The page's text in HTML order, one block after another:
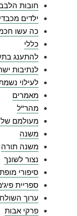
חובות
ילדים
כה עשו
כללי
להתענג
לנתיבות
לעילוי
מאמרים
מהר"ל
מעולמם של
משנה
משנה תורה
נצור לשונך
סיפורי
ספריית
ערוך
פרקי אבות